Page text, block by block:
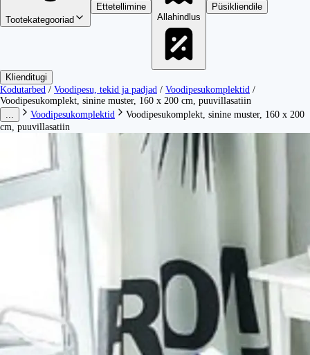
Tootekategooriad
Ettetellimine
Allahindlus
Püsikliendile
Klienditugi
Kodutarbed / Voodipesu, tekid ja padjad / Voodipesukomplektid /
Voodipesukomplekt, sinine muster, 160 x 200 cm, puuvillasatiin
Voodipesukomplektid
Voodipesukomplekt, sinine muster, 160 x 200
cm, puuvillasatiin